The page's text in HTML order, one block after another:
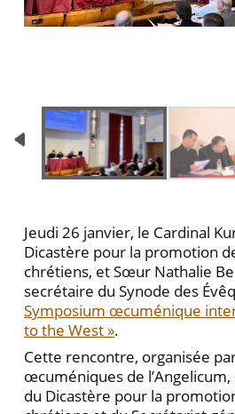
Jeudi 26 janvier, le Cardinal
Dicastère pour la promotion
chrétiens, et Sœur Nathalie
secrétaire du Synode des
Symposium œcuménique
to the West ».
Cette rencontre, organisée
œcuméniques de
du Dicastère pour la